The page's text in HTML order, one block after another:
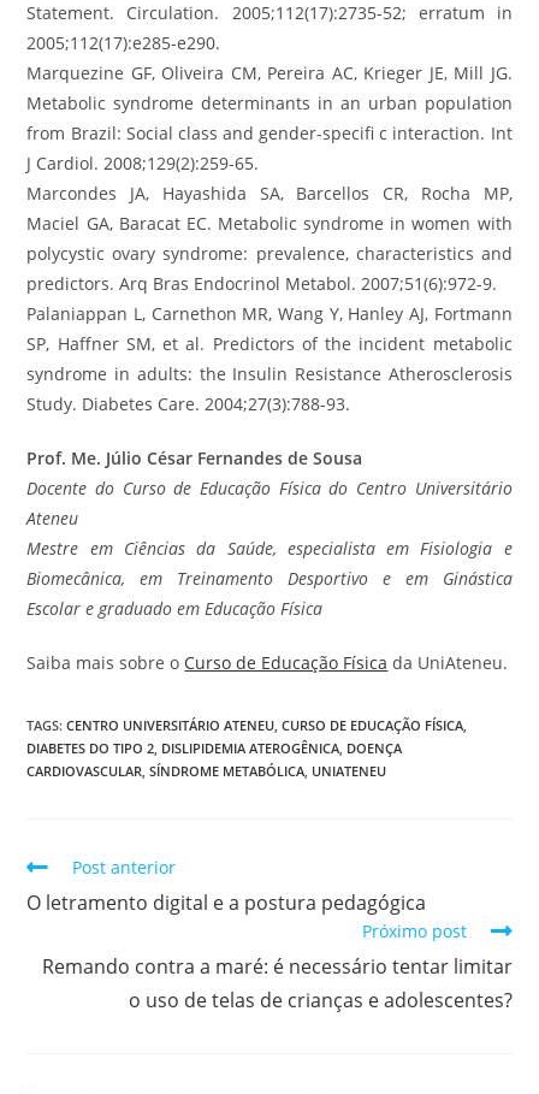
Statement. Circulation. 2005;112(17):2735-52; erratum in
2005;112(17):e285-e290.
Marquezine GF, Oliveira CM, Pereira AC, Krieger JE, Mill JG.
Metabolic syndrome determinants in an urban population
from Brazil: Social class and gender-specifi c interaction. Int
J Cardiol. 2008;129(2):259-65.
Marcondes JA, Hayashida SA, Barcellos CR, Rocha MP,
Maciel GA, Baracat EC. Metabolic syndrome in women with
polycystic ovary syndrome: prevalence, characteristics and
predictors. Arq Bras Endocrinol Metabol. 2007;51(6):972-9.
Palaniappan L, Carnethon MR, Wang Y, Hanley AJ, Fortmann
SP, Haffner SM, et al. Predictors of the incident metabolic
syndrome in adults: the Insulin Resistance Atherosclerosis
Study. Diabetes Care. 2004;27(3):788-93.
Prof. Me. Júlio César Fernandes de Sousa
Docente do Curso de Educação Física do Centro Universitário
Ateneu
Mestre em Ciências da Saúde, especialista em Fisiologia e
Biomecânica, em Treinamento Desportivo e em Ginástica
Escolar e graduado em Educação Física
Saiba mais sobre o Curso de Educação Física da UniAteneu.
TAGS:CENTRO UNIVERSITÁRIO ATENEU, CURSO DE EDUCAÇÃO FÍSICA,
DIABETES DO TIPO 2, DISLIPIDEMIA ATEROGÊNICA, DOENÇA
CARDIOVASCULAR, SÍNDROME METABÓLICA, UNIATENEU
Post anterior
O letramento digital e a postura pedagógica
Próximo post
Remando contra a maré: é necessário tentar limitar
o uso de telas de crianças e adolescentes?